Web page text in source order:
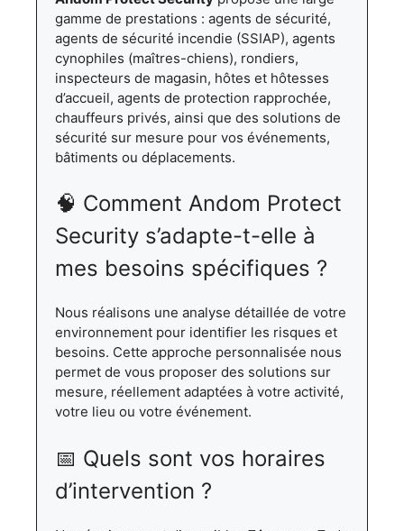
gamme de prestations : agents de sécurité,
agents de sécurité incendie (SSIAP), agents
cynophiles (maîtres-chiens), rondiers,
inspecteurs de magasin, hôtes et hôtesses
d’accueil, agents de protection rapprochée,
chauffeurs privés, ainsi que des solutions de
sécurité sur mesure pour vos événements,
bâtiments ou déplacements.
🧠 Comment Andom Protect
Security s’adapte-t-elle à
mes besoins spécifiques ?
Nous réalisons une analyse détaillée de votre
environnement pour identifier les risques et
besoins. Cette approche personnalisée nous
permet de vous proposer des solutions sur
mesure, réellement adaptées à votre activité,
votre lieu ou votre événement.
📅 Quels sont vos horaires
d’intervention ?